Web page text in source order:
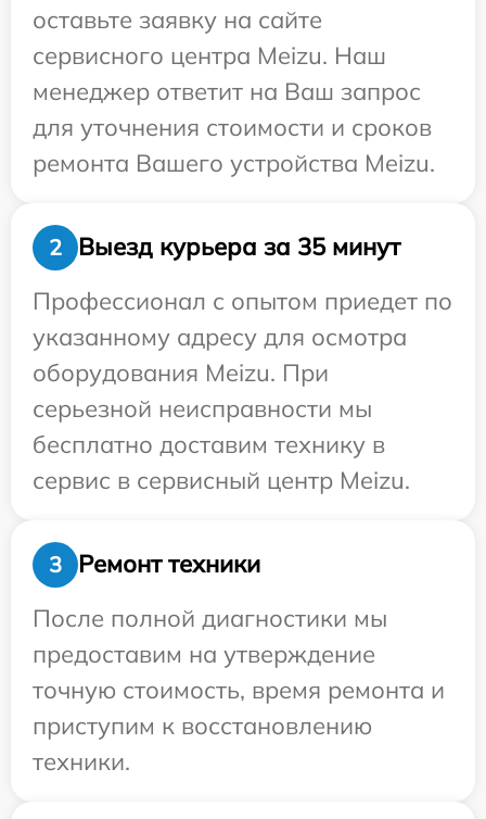
оставьте заявку на сайте
сервисного центра Meizu. Наш
менеджер ответит на Ваш запрос
для уточнения стоимости и сроков
ремонта Вашего устройства Meizu.
2
Выезд курьера за 35 минут
Профессионал с опытом приедет по
указанному адресу для осмотра
оборудования Meizu. При
серьезной неисправности мы
бесплатно доставим технику в
сервис в сервисный центр Meizu.
3
Ремонт техники
После полной диагностики мы
предоставим на утверждение
точную стоимость, время ремонта и
приступим к восстановлению
техники.